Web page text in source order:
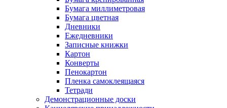
Бумага миллиметровая
Бумага цветная
Дневники
Ежедневники
Записные книжки
Картон
Конверты
Пенокартон
Пленка самоклеящаяся
Тетради
Демонстрационные доски